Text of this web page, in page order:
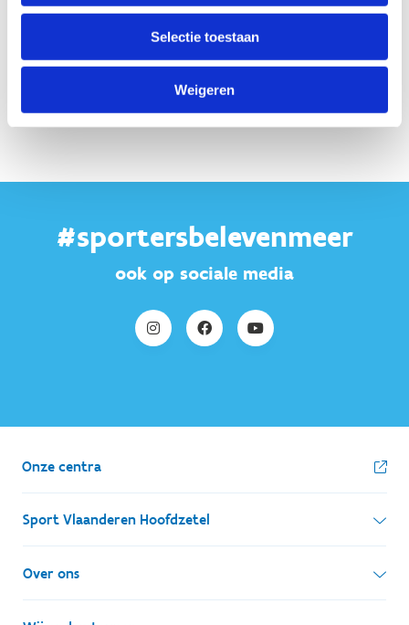
Selectie toestaan
Weigeren
#sportersbelevenmeer
ook op sociale media
Onze centra
Sport Vlaanderen Hoofdzetel
Simon Bolivarlaan 17
1000 Brussel
Over ons
Wie zijn we, wat doen we